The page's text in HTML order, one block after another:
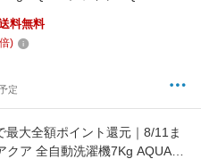
14.0kg /上開き /簡易乾燥(送風
】
料無料
倍)
定
最大全額ポイント還元｜8/11ま
クア 全自動洗濯機7Kg AQUA